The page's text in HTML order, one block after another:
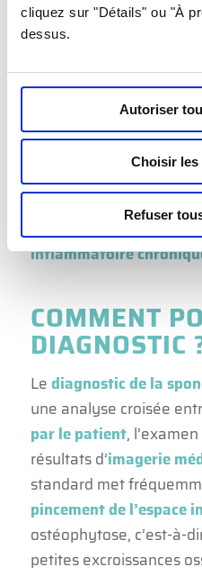
cliquez sur "Détails" ou "À
dessus.
Autoriser
Choisir les
Refuser
jusqu’au bas du dos.
l’atteinte des
également survenir,
tableau clinique.
D’autres symptômes
uneperte de poids
inflammatoire
COMMENT
DIAGNOSTIC
Lediagnostic de la
une analyse croisée
par le patient,
résultats d’imagerie
standard met
pincement de l’espace
ostéophytose, c’est-à-
petites excroissances